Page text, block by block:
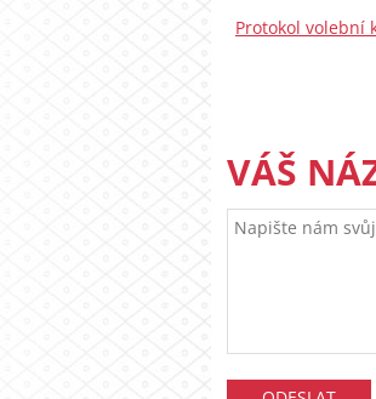
Protokol volební
VÁŠ